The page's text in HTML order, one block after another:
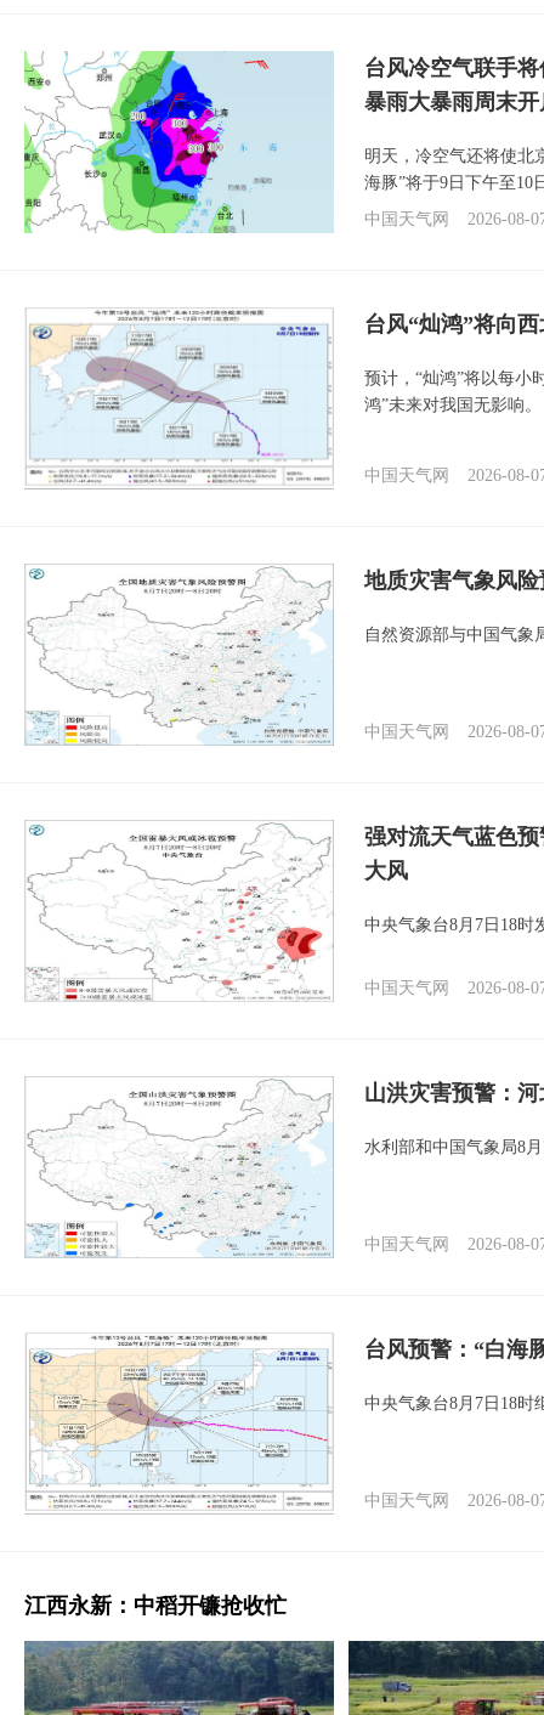
台风冷空气联手
暴雨大暴雨周末开
明天，冷空气还将使北
海豚”将于9日下午至10
中国天气网
2026-08-
台风“灿鸿”将向
预计，“灿鸿”将以每小
鸿”未来对我国无影响。
中国天气网 2026-08-
地质灾害气象风
自然资源部与中国气象
中国天气网 2026-08-
强对流天气蓝色
大风
中央气象台8月7日18时
中国天气网 2026-08-
山洪灾害预警：
水利部和中国气象局8
中国天气网 2026-08-
台风预警：“白海
中央气象台8月7日18时
中国天气网 2026-08-
江西永新：中稻开镰抢收忙